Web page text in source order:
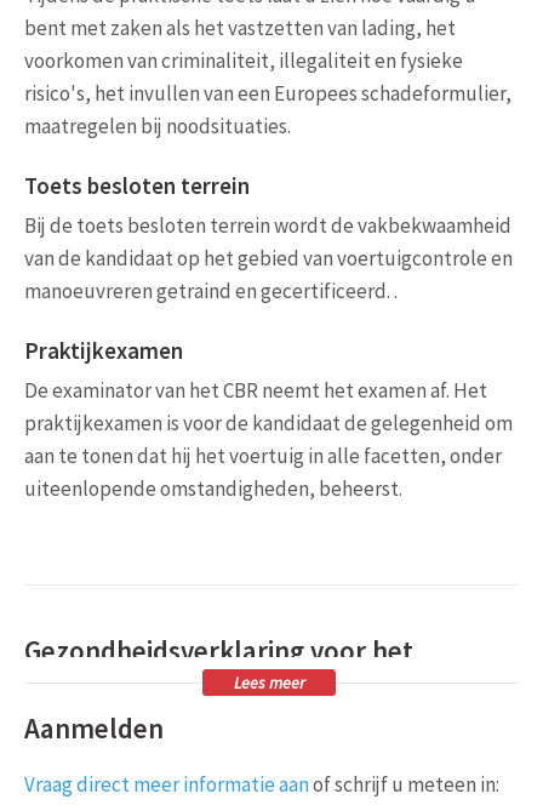
bent met zaken als het vastzetten van lading, het
voorkomen van criminaliteit, illegaliteit en fysieke
risico's, het invullen van een Europees schadeformulier,
maatregelen bij noodsituaties.
Toets besloten terrein
Bij de toets besloten terrein wordt de vakbekwaamheid
van de kandidaat op het gebied van voertuigcontrole en
manoeuvreren getraind en gecertificeerd. .
Praktijkexamen
De examinator van het CBR neemt het examen af. Het
praktijkexamen is voor de kandidaat de gelegenheid om
aan te tonen dat hij het voertuig in alle facetten, onder
uiteenlopende omstandigheden, beheerst.
Gezondheidsverklaring voor het
praktijkexamen
U heeft een gezondheidsverklaring nodig om het
praktijkexamen te kunnen aanvragen. Hiervoor moet u
Lees meer
Aanmelden
Vraag direct meer informatie aanof schrijf u meteen in: